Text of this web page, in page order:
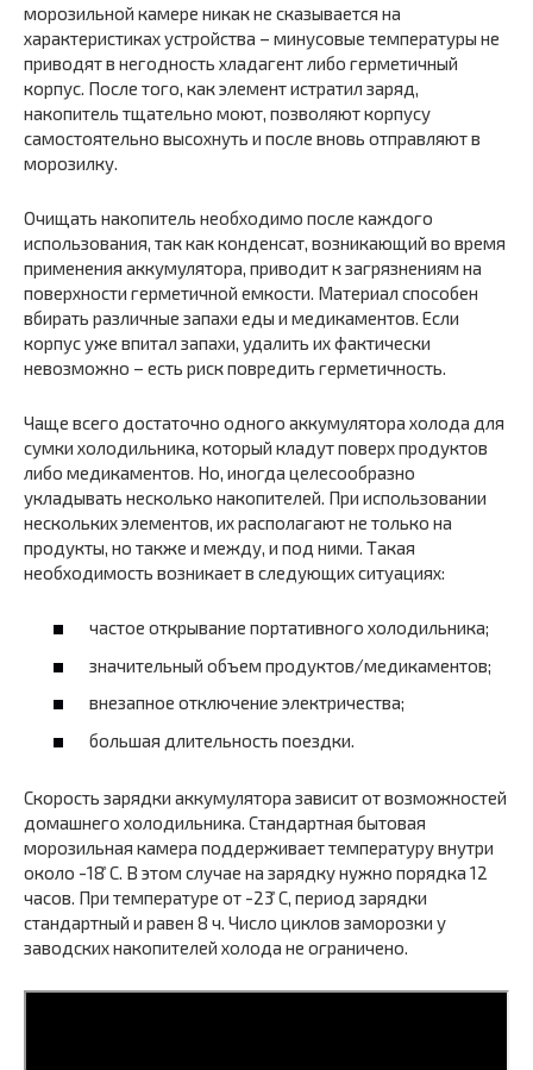
морозильной камере никак не сказывается на
характеристиках устройства – минусовые температуры не
приводят в негодность хладагент либо герметичный
корпус. После того, как элемент истратил заряд,
накопитель тщательно моют, позволяют корпусу
самостоятельно высохнуть и после вновь отправляют в
морозилку.
Очищать накопитель необходимо после каждого
использования, так как конденсат, возникающий во время
применения аккумулятора, приводит к загрязнениям на
поверхности герметичной емкости. Материал способен
вбирать различные запахи еды и медикаментов. Если
корпус уже впитал запахи, удалить их фактически
невозможно – есть риск повредить герметичность.
Чаще всего достаточно одного аккумулятора холода для
сумки холодильника, который кладут поверх продуктов
либо медикаментов. Но, иногда целесообразно
укладывать несколько накопителей. При использовании
нескольких элементов, их располагают не только на
продукты, но также и между, и под ними. Такая
необходимость возникает в следующих ситуациях:
частое открывание портативного холодильника;
значительный объем продуктов/медикаментов;
внезапное отключение электричества;
большая длительность поездки.
Скорость зарядки аккумулятора зависит от возможностей
домашнего холодильника. Стандартная бытовая
морозильная камера поддерживает температуру внутри
около -18 ̊С. В этом случае на зарядку нужно порядка 12
часов. При температуре от -23 ̊С, период зарядки
стандартный и равен 8 ч. Число циклов заморозки у
заводских накопителей холода не ограничено.